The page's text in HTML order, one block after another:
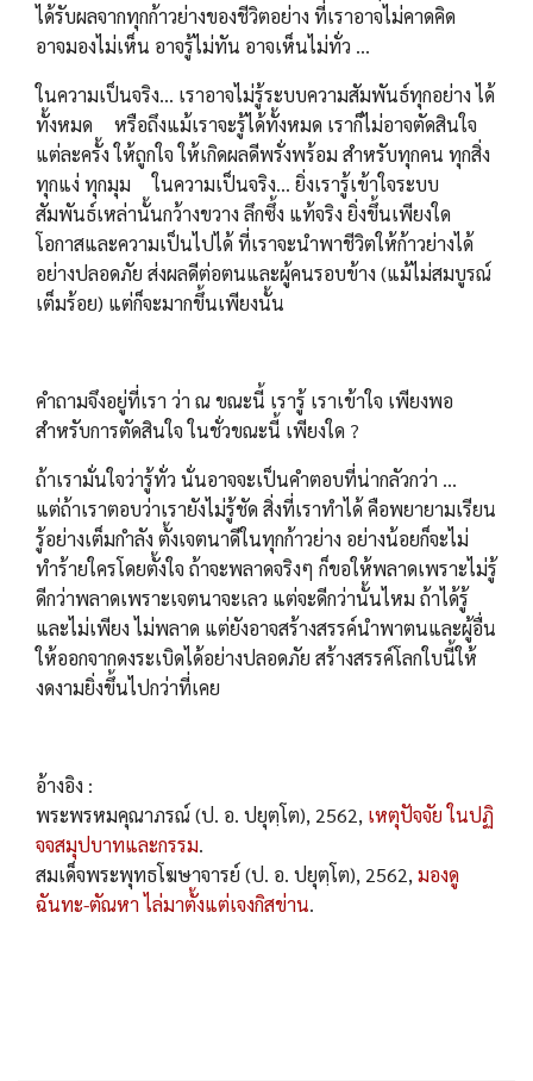
ได้รับผลจากทุกก้าวย่างของชีวิตอย่าง ที่เราอาจไม่คาดคิด
อาจมองไม่เห็น อาจรู้ไม่ทัน อาจเห็นไม่ทั่ว ...
ในความเป็นจริง... เราอาจไม่รู้ระบบความสัมพันธ์ทุกอย่าง ได้
ทั้งหมด หรือถึงแม้เราจะรู้ได้ทั้งหมด เราก็ไม่อาจตัดสินใจ
แต่ละครั้ง ให้ถูกใจ ให้เกิดผลดีพรั่งพร้อม สำหรับทุกคน ทุกสิ่ง
ทุกแง่ ทุกมุม ในความเป็นจริง... ยิ่งเรารู้เข้าใจระบบ
สัมพันธ์เหล่านั้นกว้างขวาง ลึกซึ้ง แท้จริง ยิ่งขึ้นเพียงใด
โอกาสและความเป็นไปได้ ที่เราจะนำพาชีวิตให้ก้าวย่างได้
อย่างปลอดภัย ส่งผลดีต่อตนและผู้คนรอบข้าง (แม้ไม่สมบูรณ์
เต็มร้อย) แต่ก็จะมากขึ้นเพียงนั้น
คำถามจึงอยู่ที่เรา ว่า ณ ขณะนี้ เรารู้ เราเข้าใจ เพียงพอ
สำหรับการตัดสินใจ ในชั่วขณะนี้ เพียงใด ?
ถ้าเรามั่นใจว่ารู้ทั่ว นั่นอาจจะเป็นคำตอบที่น่ากลัวกว่า ...
แต่ถ้าเราตอบว่าเรายังไม่รู้ชัด สิ่งที่เราทำได้ คือพยายามเรียน
รู้อย่างเต็มกำลัง ตั้งเจตนาดีในทุกก้าวย่าง อย่างน้อยก็จะไม่
ทำร้ายใครโดยตั้งใจ ถ้าจะพลาดจริงๆ ก็ขอให้พลาดเพราะไม่รู้
ดีกว่าพลาดเพราะเจตนาจะเลว แต่จะดีกว่านั้นไหม ถ้าได้รู้
และไม่เพียง ไม่พลาด แต่ยังอาจสร้างสรรค์นำพาตนและผู้อื่น
ให้ออกจากดงระเบิดได้อย่างปลอดภัย สร้างสรรค์โลกใบนี้ให้
งดงามยิ่งขึ้นไปกว่าที่เคย
อ้างอิง :
พระพรหมคุณาภรณ์ (ป. อ. ปยุตฺโต), 2562, เหตุปัจจัย ในปฏิ
จจสมุปบาทและกรรม.
สมเด็จพระพุทธโฆษาจารย์ (ป. อ. ปยุตฺโต), 2562, มองดู
ฉันทะ-ตัณหา ไล่มาตั้งแต่เจงกิสข่าน.